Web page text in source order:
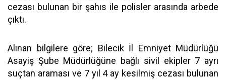
cezası bulunan bir şahıs ile polisler arasında arbede
çıktı.
Alınan bilgilere göre; Bilecik İl Emniyet Müdürlüğü
Asayiş Şube Müdürlüğüne bağlı sivil ekipler 7 ayrı
suçtan araması ve 7 yıl 4 ay kesilmiş cezası bulunan